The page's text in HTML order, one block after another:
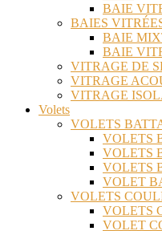
BAIE
BAIES
BAIE
BAIE
VITRAGE DE
VITRAGE
VITRAGE
Volets
VOLETS
VOLETS
VOLETS
VOLETS
VOLET
VOLETS
VOLETS
VOLET